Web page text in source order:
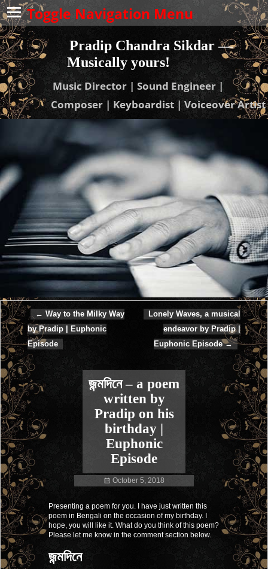
Toggle Navigation Menu
Pradip Chandra Sikdar —
Musically yours!
Music Director | Sound Engineer |
Composer | Keyboardist | Voiceover Artist
Post navigation
← Way to the Milky Way
by Pradip | Euphonic
Episode
Lonely Waves, a musical
endeavor by Pradip |
Euphonic Episode→
জন্মদিনে – a poem
written by
Pradip on his
birthday |
Euphonic
Episode
October 5, 2018
Presenting a poem for you. I have just written this
poem in Bengali on the occasion of my birthday. I
hope, you will like it. What do you think of this poem?
Please let me know in the comment section below.
জন্মদিনে